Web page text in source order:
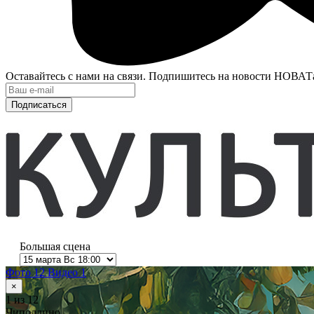
Оставайтесь с нами на связи. Подпишитесь на новости
Подписаться
Большая сцена
Фото 12Видео 1
×
1из 12